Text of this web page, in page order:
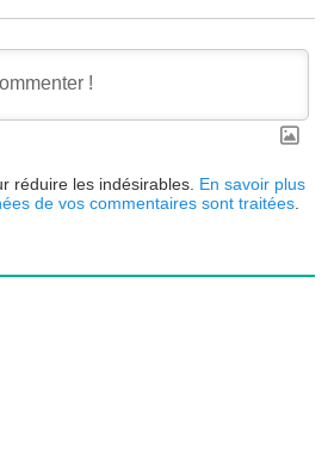
réduire les indésirables. En savoir plus
de vos commentaires sont traitées